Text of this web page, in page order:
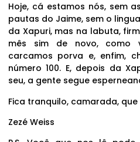
Hoje, cá estamos nós, sem
pautas do Jaime, sem o
da Xapuri, mas na labuta,
mês sim de novo, como
carcamos porva e, enfim,
número 100. E, depois da
seu, a gente segue
Fica tranquilo, camarada,
Zezé Weiss